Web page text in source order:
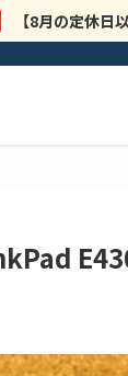
【8月の定休